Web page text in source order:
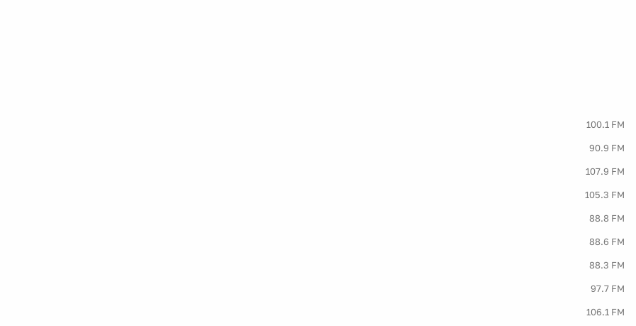
100.1 FM
90.9 FM
107.9 FM
105.3 FM
88.8 FM
88.6 FM
88.3 FM
97.7 FM
106.1 FM